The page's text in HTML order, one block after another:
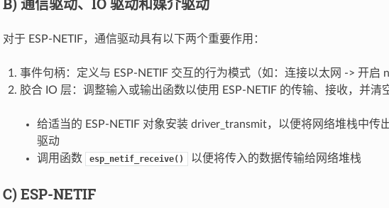
对于 ESP-NETIF，通信驱动具有以下两个重要作用：
事件句柄：定义与 ESP-NETIF 交互的行为模式（如：连接以太网 -> 开启
胶合 IO 层：调整输入或输出函数以使用 ESP-NETIF 的传输、接收，并清
给适当的 ESP-NETIF 对象安装 driver_transmit，以便将网络堆栈中传
驱动
调用函数
esp_netif_receive() 以便将传入的数据传输给网络堆栈
C) ESP-NETIF